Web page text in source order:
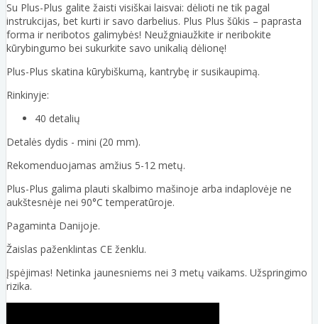
Su Plus-Plus galite žaisti visiškai laisvai: dėlioti ne tik pagal
instrukcijas, bet kurti ir savo darbelius. Plus Plus šūkis – paprasta
forma ir neribotos galimybės! Neužgniaužkite ir neribokite
kūrybingumo bei sukurkite savo unikalią dėlionę!
Plus-Plus skatina kūrybiškumą, kantrybę ir susikaupimą.
Rinkinyje:
40 detalių
Detalės dydis - mini (20 mm).
Rekomenduojamas amžius 5-12 metų.
Plus-Plus galima plauti skalbimo mašinoje arba indaplovėje ne
aukštesnėje nei 90°C temperatūroje.
Pagaminta Danijoje.
Žaislas paženklintas CE ženklu.
Įspėjimas! Netinka jaunesniems nei 3 metų vaikams. Užspringimo
rizika.